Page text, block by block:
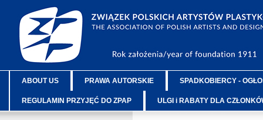
ABOUT US PRAWA AUTORSKIE SPADKOBIERCY -
REGULAMIN PRZYJĘĆ DO ZPAP ULGI i RABATY DLA